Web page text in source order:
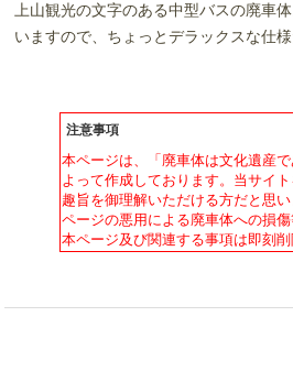
上山観光の文字のある中型バスの廃車
いますので、ちょっとデラックスな仕
注意事項
本ページは、「廃車体は文化遺産
よって作成しております。当サイ
趣旨を御理解いただける方だと思
ページの悪用による廃車体への損傷
本ページ及び関連する事項は即刻削